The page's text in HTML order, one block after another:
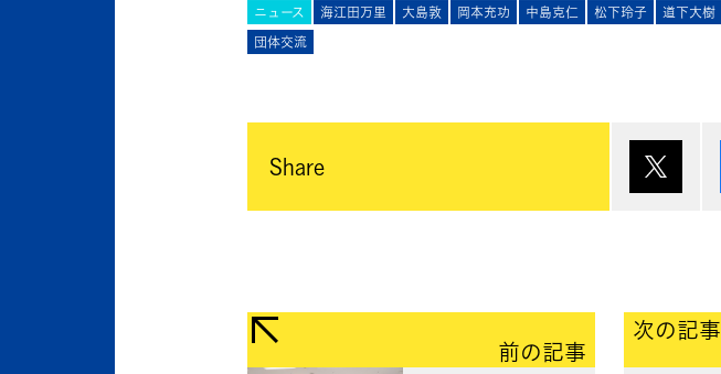
ニュース 海江田万里 大島敦 岡本充功 中島克仁 松下玲子 道下大樹
団体交流
Share
前の記事
次の記事